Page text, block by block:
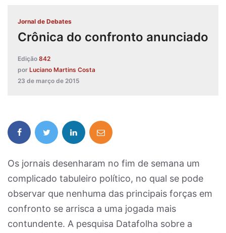
Jornal de Debates
Crônica do confronto anunciado
Edição 842
por Luciano Martins Costa
23 de março de 2015
Os jornais desenharam no fim de semana um
complicado tabuleiro político, no qual se pode
observar que nenhuma das principais forças em
confronto se arrisca a uma jogada mais
contundente. A pesquisa Datafolha sobre a